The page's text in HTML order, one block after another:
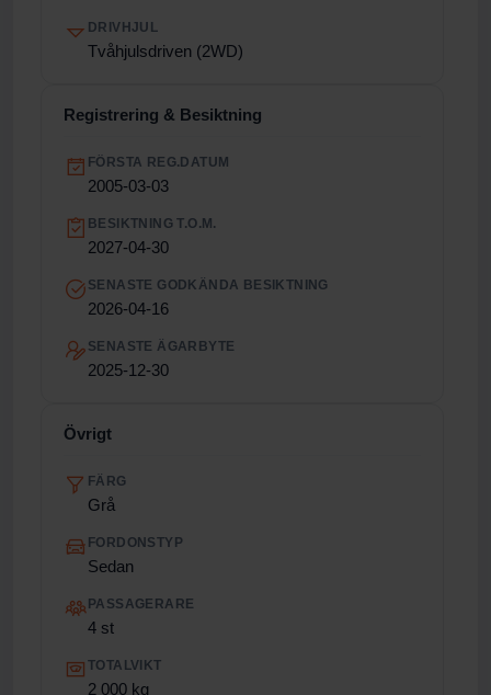
DRIVHJUL
Tvåhjulsdriven (2WD)
Registrering & Besiktning
FÖRSTA REG.DATUM
2005-03-03
BESIKTNING T.O.M.
2027-04-30
SENASTE GODKÄNDA BESIKTNING
2026-04-16
SENASTE ÄGARBYTE
2025-12-30
Övrigt
FÄRG
Grå
FORDONSTYP
Sedan
PASSAGERARE
4 st
TOTALVIKT
2 000 kg